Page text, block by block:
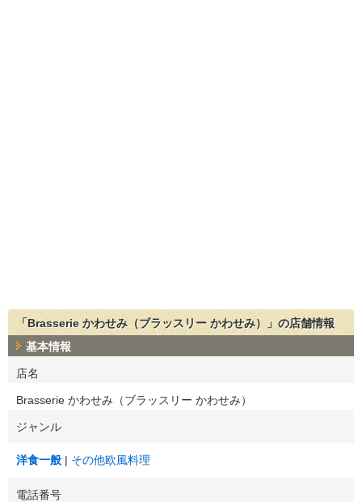
「Brasserie かわせみ（ブラッスリー かわせみ）」の店舗情報
基本情報
店名
Brasserie かわせみ（ブラッスリー かわせみ）
ジャンル
洋食一般 その他欧風料理
電話番号